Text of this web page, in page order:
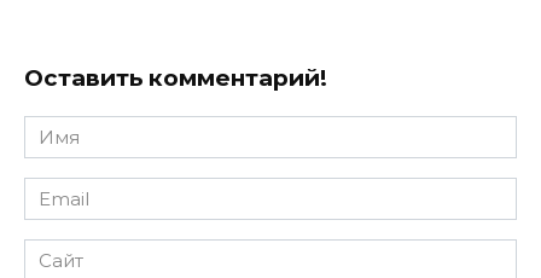
Оставить комментарий!
Имя
*
Email
*
Сайт